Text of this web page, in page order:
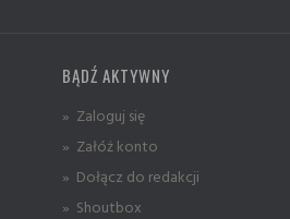
BĄDŹ AKTYWNY
» Zaloguj się
» Załóż konto
» Dołącz do redakcji
» Shoutbox